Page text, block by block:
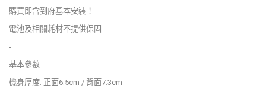
購買即含到府基本安裝！
電池及相關耗材不提供保固
-
基本參數
機身厚度: 正面6.5cm / 背面7.3cm